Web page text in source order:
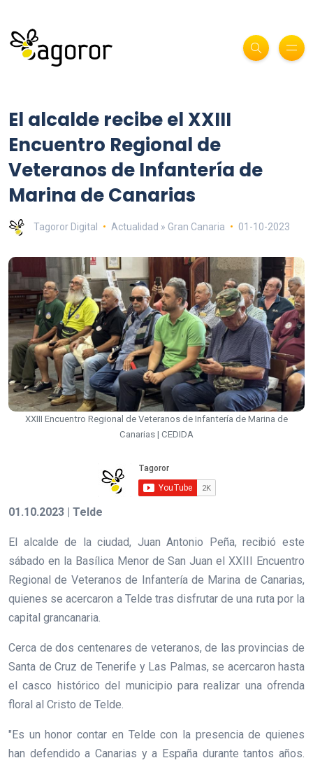
El alcalde recibe el XXIII
Encuentro Regional de
Veteranos de Infantería de
Marina de Canarias
Tagoror Digital Actualidad » Gran Canaria 01-10-2023
XXIII Encuentro Regional de Veteranos de Infantería de Marina de
Canarias | CEDIDA
01.10.2023 | Telde
El alcalde de la ciudad, Juan Antonio Peña, recibió este
sábado en la Basílica Menor de San Juan el XXIII Encuentro
Regional de Veteranos de Infantería de Marina de Canarias,
quienes se acercaron a Telde tras disfrutar de una ruta por la
capital grancanaria.
Cerca de dos centenares de veteranos, de las provincias de
Santa de Cruz de Tenerife y Las Palmas, se acercaron hasta
el casco histórico del municipio para realizar una ofrenda
floral al Cristo de Telde.
"Es un honor contar en Telde con la presencia de quienes
han defendido a Canarias y a España durante tantos años.